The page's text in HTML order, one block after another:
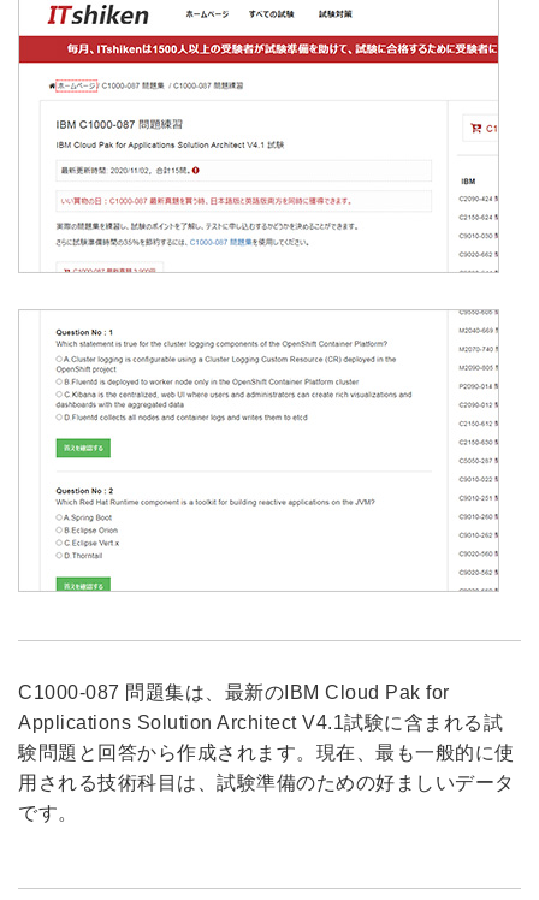
C1000-087 問題集は、最新のIBM Cloud Pak for
Applications Solution Architect V4.1試験に含まれる試
験問題と回答から作成されます。現在、最も一般的に使
用される技術科目は、試験準備のための好ましいデータ
です。